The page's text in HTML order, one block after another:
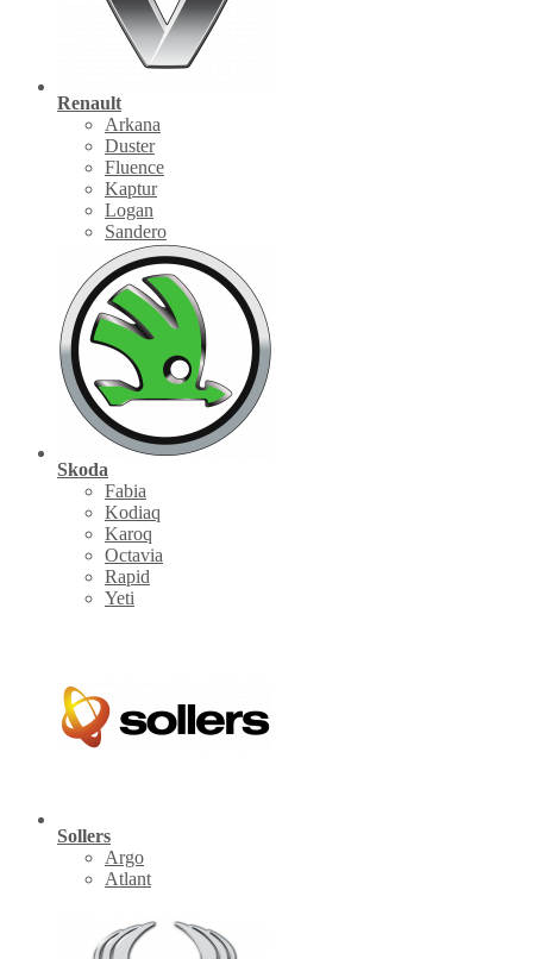
Renault
Arkana
Duster
Fluence
Kaptur
Logan
Sandero
Skoda
Fabia
Kodiaq
Karoq
Octavia
Rapid
Yeti
Sollers
Argo
Atlant